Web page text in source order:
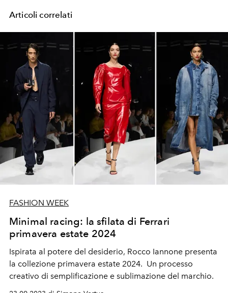
Articoli correlati
FASHION WEEK
Minimal racing: la sfilata di Ferrari
primavera estate 2024
Ispirata al potere del desiderio, Rocco Iannone presenta
la collezione primavera estate 2024. Un processo
creativo di semplificazione e sublimazione del marchio.